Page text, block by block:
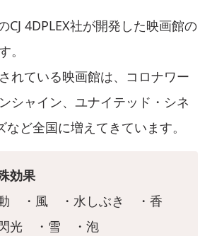
CJ 4DPLEX社が開発した映画館の
。
れている映画館は、コロナワー
シャイン、ユナイテッド・シネ
ど全国に増えてきています。
効果
動 ・風 ・水しぶき ・香
光 ・雪 ・泡